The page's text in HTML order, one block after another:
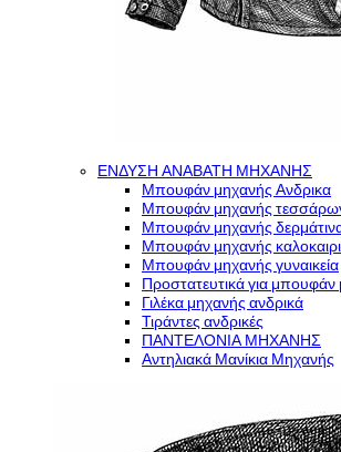
ΕΝΔΥΣΗ ΑΝΑΒΑΤΗ ΜΗΧΑΝΗΣ
Μπουφάν μηχανής Ανδρικα
Μπουφάν μηχανής
Μπουφάν μηχανής
Μπουφάν μηχανής
Μπουφάν μηχανής γυναικεία
Προστατευτικά για μπουφάν
Γιλέκα μηχανής ανδρικά
Τιράντες ανδρικές
ΠΑΝΤΕΛΟΝΙΑ ΜΗΧΑΝΗΣ
Αντηλιακά Μανίκια Μηχανής